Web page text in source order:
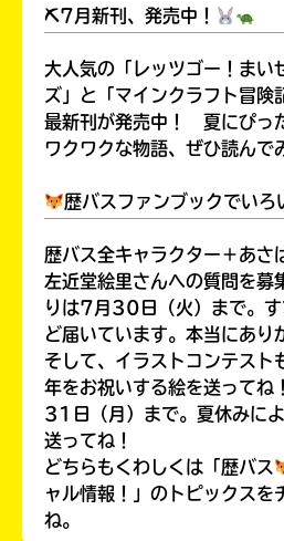
⛏7月新刊、発売中！
大人気の「レッツゴー！まい
ズ」と「マインクラフト冒険
最新刊が発売中！ 夏にぴっ
ワクワクな物語、ぜひ読んで
歴バスファンブックでいろ
歴バス全キャラクター＋あさ
左近堂絵里さんへの質問を
りは7月30日（火）まで。
ど届いています。本当にあり
そして、イラストコンテスト
年をお祝いする絵を送って
31日（月）まで。夏休みに
送ってね！
どちらもくわしくは「歴バス
ャル情報！」のトピックスを
ね。